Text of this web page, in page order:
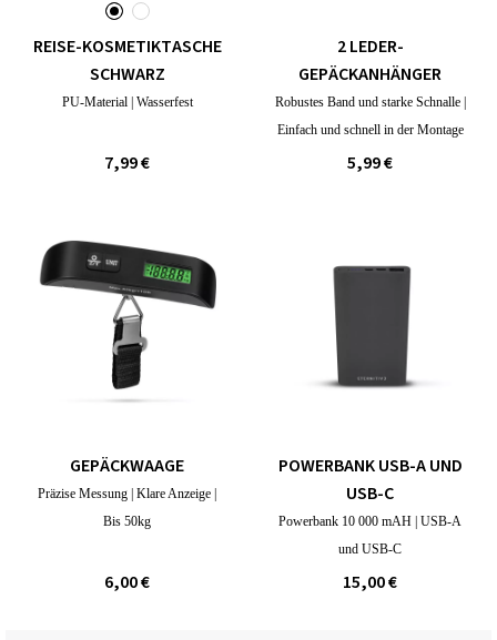
REISE-KOSMETIKTASCHE
SCHWARZ
PU-Material | Wasserfest
7,99 €
2 LEDER-
GEPÄCKANHÄNGER
Robustes Band und starke Schnalle |
Einfach und schnell in der Montage
5,99 €
GEPÄCKWAAGE
Präzise Messung | Klare Anzeige |
Bis 50kg
6,00 €
POWERBANK USB-A UND
USB-C
Powerbank 10 000 mAH | USB-A
und USB-C
15,00 €